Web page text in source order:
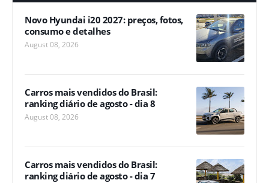
Novo Hyundai i20 2027: preços, fotos,
consumo e detalhes
August 08, 2026
Carros mais vendidos do Brasil:
ranking diário de agosto - dia 8
August 08, 2026
Carros mais vendidos do Brasil:
ranking diário de agosto - dia 7